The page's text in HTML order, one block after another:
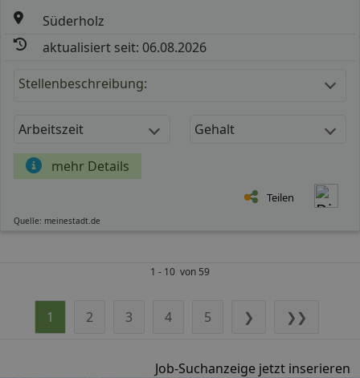
Süderholz
aktualisiert seit: 06.08.2026
Stellenbeschreibung:
Arbeitszeit Gehalt
mehr Details
Teilen
Quelle: meinestadt.de
1 - 10 von 59
1 2 3 4 5 ❯ ❯❯
Job-Suchanzeige jetzt inserieren